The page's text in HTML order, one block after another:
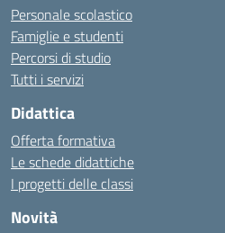
Personale scolastico
Famiglie e studenti
Percorsi di studio
Tutti i servizi
Didattica
Offerta formativa
Le schede didattiche
I progetti delle classi
Novità